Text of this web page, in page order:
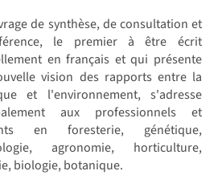
de synthèse, de consultation et
le premier à être écrit
en français et qui présente
vision des rapports entre la
et l'environnement, s'adresse
aux professionnels et
en foresterie, génétique,
agronomie, horticulture,
biologie, botanique.